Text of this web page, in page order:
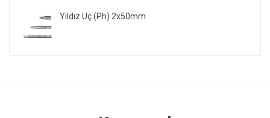
Yıldız Uç (Ph) 2x50mm